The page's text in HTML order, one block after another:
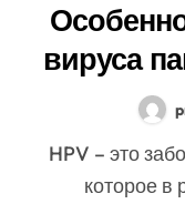
вируса
HPV – это заболевание вирусной природы,
которое в